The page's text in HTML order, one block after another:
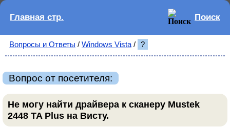
Главная стр. Поиск
Вопросы и Ответы / Windows Vista / ?
Вопрос от посетителя:
Не могу найти драйвера к сканеру Mustek
2448 TA Plus на Висту.